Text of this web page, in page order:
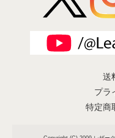
送
プラ
特定商